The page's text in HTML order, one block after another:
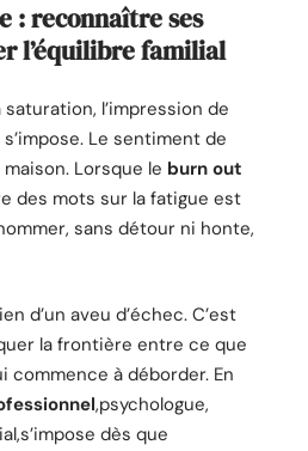
: reconnaître ses
l’équilibre familial
l’impression de
Le sentiment de
Lorsque le burn out
des mots sur la fatigue est
sans détour ni honte,
d’un aveu d’échec. C’est
la frontière entre ce que
commence à déborder. En
,psychologue,
dès que